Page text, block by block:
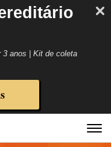
3 anos | Kit de coleta